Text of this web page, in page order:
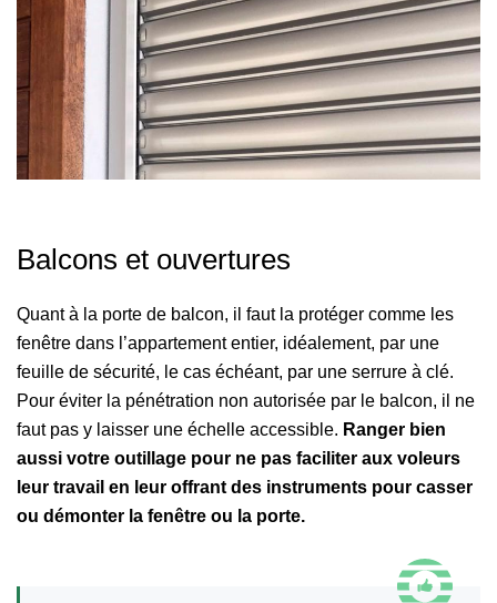
Balcons et ouvertures
Quant à la porte de balcon, il faut la protéger comme les
fenêtre dans l’appartement entier, idéalement, par une
feuille de sécurité, le cas échéant, par une serrure à clé.
Pour éviter la pénétration non autorisée par le balcon, il ne
faut pas y laisser une échelle accessible. Ranger bien
aussi votre outillage pour ne pas faciliter aux voleurs
leur travail en leur offrant des instruments pour casser
ou démonter la fenêtre ou la porte.